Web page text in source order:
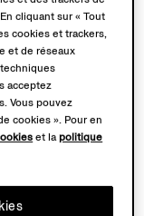
cliquant sur « Tout
cookies et trackers,
et de réseaux
acceptez
Vous pouvez
cookies ». Pour en
et lapolitique